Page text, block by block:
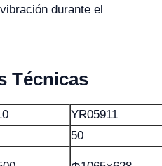
durante el
Técnicas
YR05911
50